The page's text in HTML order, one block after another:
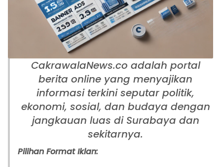
CakrawalaNews.co adalah portal
berita online yang menyajikan
informasi terkini seputar politik,
ekonomi, sosial, dan budaya dengan
jangkauan luas di Surabaya dan
sekitarnya.
Pilihan Format Iklan: